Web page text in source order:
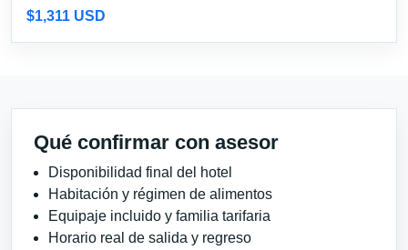
$1,311 USD
Qué confirmar con asesor
Disponibilidad final del hotel
Habitación y régimen de alimentos
Equipaje incluido y familia tarifaria
Horario real de salida y regreso